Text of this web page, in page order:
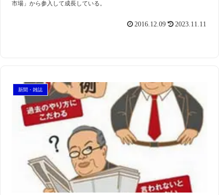
市場」から参入して成長している。
2016.12.09 2023.11.11
新聞・雑誌